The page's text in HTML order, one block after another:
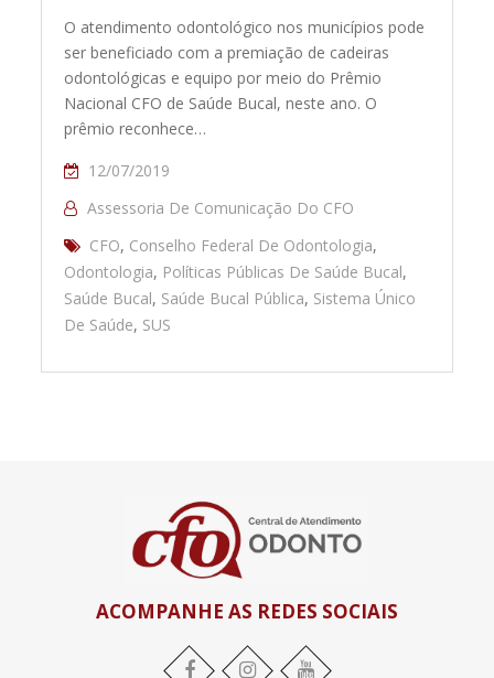
O atendimento odontológico nos municípios pode
ser beneficiado com a premiação de cadeiras
odontológicas e equipo por meio do Prêmio
Nacional CFO de Saúde Bucal, neste ano. O
prêmio reconhece…
12/07/2019
Assessoria De Comunicação Do CFO
CFO, Conselho Federal De Odontologia,
Odontologia, Políticas Públicas De Saúde Bucal,
Saúde Bucal, Saúde Bucal Pública, Sistema Único
De Saúde, SUS
ACOMPANHE AS REDES SOCIAIS